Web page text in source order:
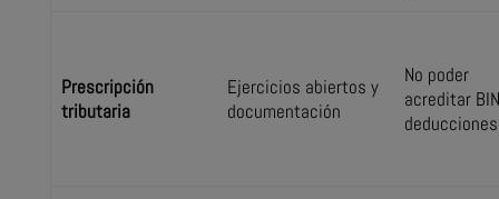
Prescripción
tributaria
Ejercicios abiertos y
documentación
No poder
acreditar
deducciones